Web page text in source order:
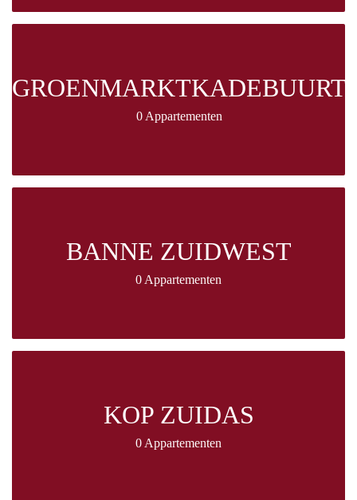
GROENMARKTKADEBUURT
0 Appartementen
BANNE ZUIDWEST
0 Appartementen
KOP ZUIDAS
0 Appartementen